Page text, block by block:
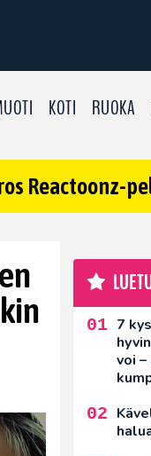
KOTI RUOKA
Reactoonz-
7
voi